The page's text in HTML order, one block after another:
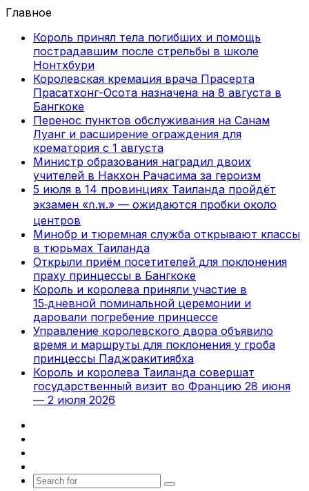
Главное
Король принял тела погибших и помощь
пострадавшим после стрельбы в школе
Нонтхбури
Королевская кремация врача Прасерта
Прасатхонг-Осота назначена на 8 августа в
Бангкоке
Перенос пунктов обслуживания на Санам
Луанг и расширение ограждения для
крематория с 1 августа
Министр образования наградил двоих
учителей в Накхон Рачасима за героизм
5 июля в 14 провинциях Таиланда пройдёт
экзамен «ก.พ.» — ожидаются пробки около
центров
Минобр и тюремная служба открывают классы
в тюрьмах Таиланда
Открыли приём посетителей для поклонения
праху принцессы в Бангкоке
Король и королева приняли участие в
15‑дневной поминальной церемонии и
даровали погребение принцессе
Управление королевского двора объявило
время и маршруты для поклонения у гроба
принцессы Паджракитиябха
Король и королева Таиланда совершат
государственный визит во Францию 28 июня
— 2 июля 2026
Search